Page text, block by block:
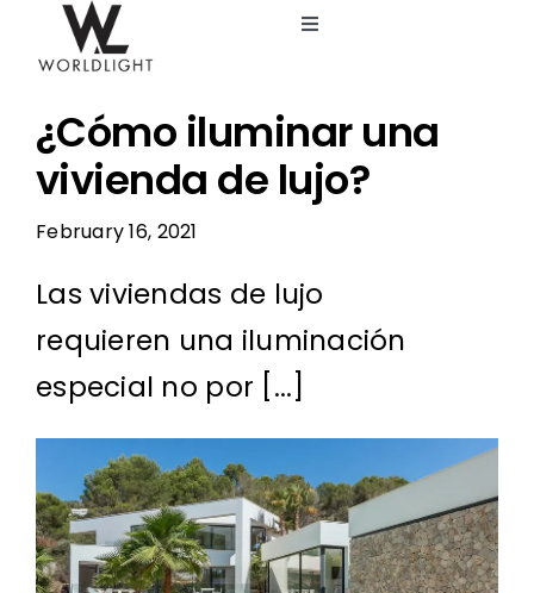
Toggle
Services
Catalog
About us
¿Cómo iluminar una
vivienda de lujo?
February 16, 2021
Las viviendas de lujo
requieren una iluminación
especial no por [...]
Larger
Image